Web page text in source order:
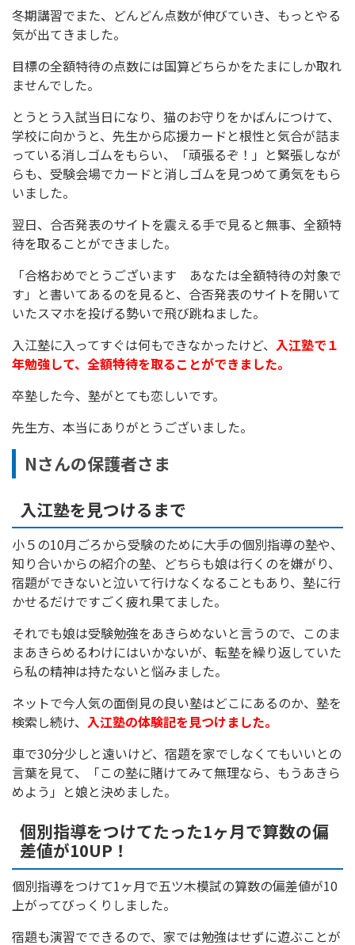
冬期講習でまた、どんどん点数が伸びていき、もっとやる
気が出てきました。
目標の全額特待の点数には国算どちらかをたまにしか取れ
ませんでした。
とうとう入試当日になり、猫のお守りをかばんにつけて、
学校に向かうと、先生から応援カードと根性と気合が詰ま
っている消しゴムをもらい、「頑張るぞ！」と緊張しなが
らも、受験会場でカードと消しゴムを見つめて勇気をもら
いました。
翌日、合否発表のサイトを震える手で見ると無事、全額特
待を取ることができました。
「合格おめでとうございます あなたは全額特待の対象で
す」と書いてあるのを見ると、合否発表のサイトを開いて
いたスマホを投げる勢いで飛び跳ねました。
入江塾に入ってすぐは何もできなかったけど、 入江塾で１
年勉強して、全額特待を取ることができました。
卒塾した今、塾がとても恋しいです。
先生方、本当にありがとうございました。
Nさんの保護者さま
入江塾を見つけるまで
小５の10月ごろから受験のために大手の個別指導の塾や、
知り合いからの紹介の塾、どちらも娘は行くのを嫌がり、
宿題ができないと泣いて行けなくなることもあり、塾に行
かせるだけですごく疲れ果てました。
それでも娘は受験勉強をあきらめないと言うので、このま
まあきらめるわけにはいかないが、転塾を繰り返していた
ら私の精神は持たないと悩みました。
ネットで今人気の面倒見の良い塾はどこにあるのか、塾を
検索し続け、 入江塾の体験記を見つけました。
車で30分少しと遠いけど、宿題を家でしなくてもいいとの
言葉を見て、「この塾に賭けてみて無理なら、もうあきら
めよう」と娘と決めました。
個別指導をつけてたった1ヶ月で算数の偏
差値が10UP！
個別指導をつけて1ヶ月で五ツ木模試の算数の偏差値が10
上がってびっくりしました。
宿題も演習でできるので、家では勉強はせずに遊ぶことが